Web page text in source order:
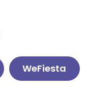
WeFiesta